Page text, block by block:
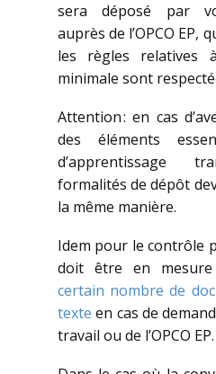
sera déposé par
auprès de l’OPCO EP,
les règles relatives
minimale sont
Attention : en cas
des éléments
d’apprentissage
formalités de dépôt
la même manière.
Idem pour le contrôle
doit être en
certain nombre de
texte en cas de
travail ou de l’OPCO EP.